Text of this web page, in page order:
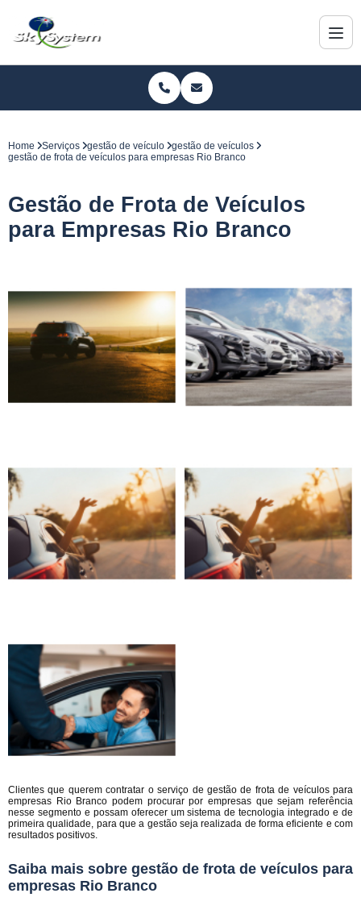
Home Serviços gestão de veículo
gestão de veículos
gestão de frota de veículos para empresas Rio Branco
Gestão de Frota de Veículos
para Empresas Rio Branco
Clientes que querem contratar o serviço de gestão de frota de veículos para
empresas Rio Branco podem procurar por empresas que sejam referência
nesse segmento e possam oferecer um sistema de tecnologia integrado e de
primeira qualidade, para que a gestão seja realizada de forma eficiente e com
resultados positivos.
Saiba mais sobre gestão de frota de veículos para
empresas Rio Branco